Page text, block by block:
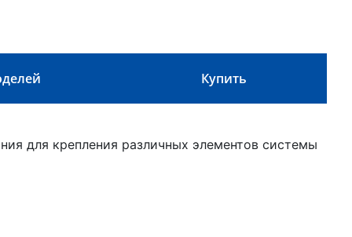
Купить
для крепления различных элементов системы